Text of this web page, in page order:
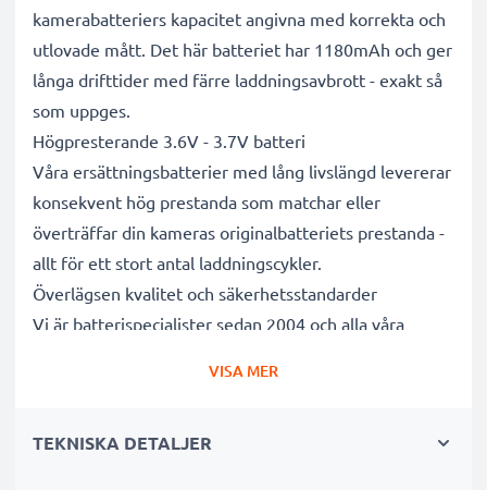
kamerabatteriers kapacitet angivna med korrekta och
utlovade mått. Det här batteriet har 1180mAh och ger
långa drifttider med färre laddningsavbrott - exakt så
som uppges.
Högpresterande 3.6V - 3.7V batteri
Våra ersättningsbatterier med lång livslängd levererar
konsekvent hög prestanda som matchar eller
överträffar din kameras originalbatteriets prestanda -
allt för ett stort antal laddningscykler.
Överlägsen kvalitet och säkerhetsstandarder
Vi är batterispecialister sedan 2004 och alla våra
mer därtill. Det är därför de levereras med 3 års
VISA MER
TEKNISKA DETALJER